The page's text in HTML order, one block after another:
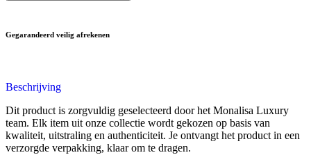
Gegarandeerd veilig afrekenen
Beschrijving
Dit product is zorgvuldig geselecteerd door het Monalisa Luxury
team. Elk item uit onze collectie wordt gekozen op basis van
kwaliteit, uitstraling en authenticiteit. Je ontvangt het product in een
verzorgde verpakking, klaar om te dragen.